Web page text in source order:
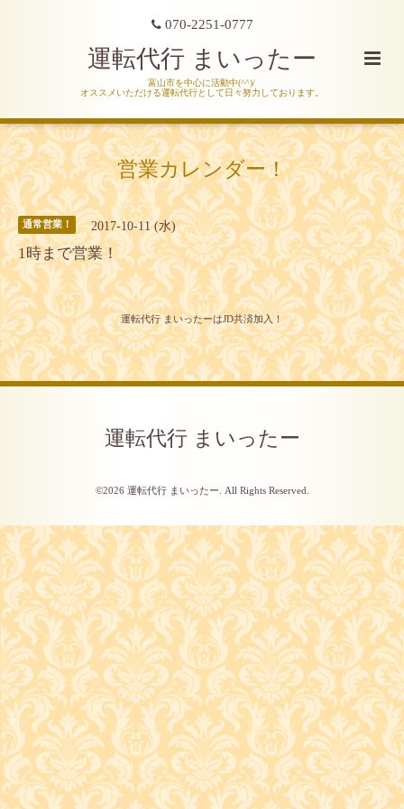
070-2251-0777
運転代行 まいったー
富山市を中心に活動中(^^)/
オススメいただける運転代行として日々努力しております。
営業カレンダー！
通常営業！ 2017-10-11 (水)
1時まで営業！
運転代行 まいったーはJD共済加入！
運転代行 まいったー
©2026 運転代行 まいったー . All Rights Reserved.